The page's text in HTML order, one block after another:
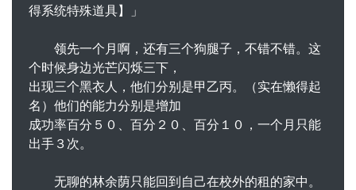
得系统特殊道具】」
领先一个月啊，还有三个狗腿子，不错不错。这
个时候身边光芒闪烁三下，
出现三个黑衣人，他们分别是甲乙丙。（实在懒得起
名）他们的能力分别是增加
成功率百分５０、百分２０、百分１０，一个月只能
出手３次。
无聊的林余荫只能回到自己在校外的租的家中。